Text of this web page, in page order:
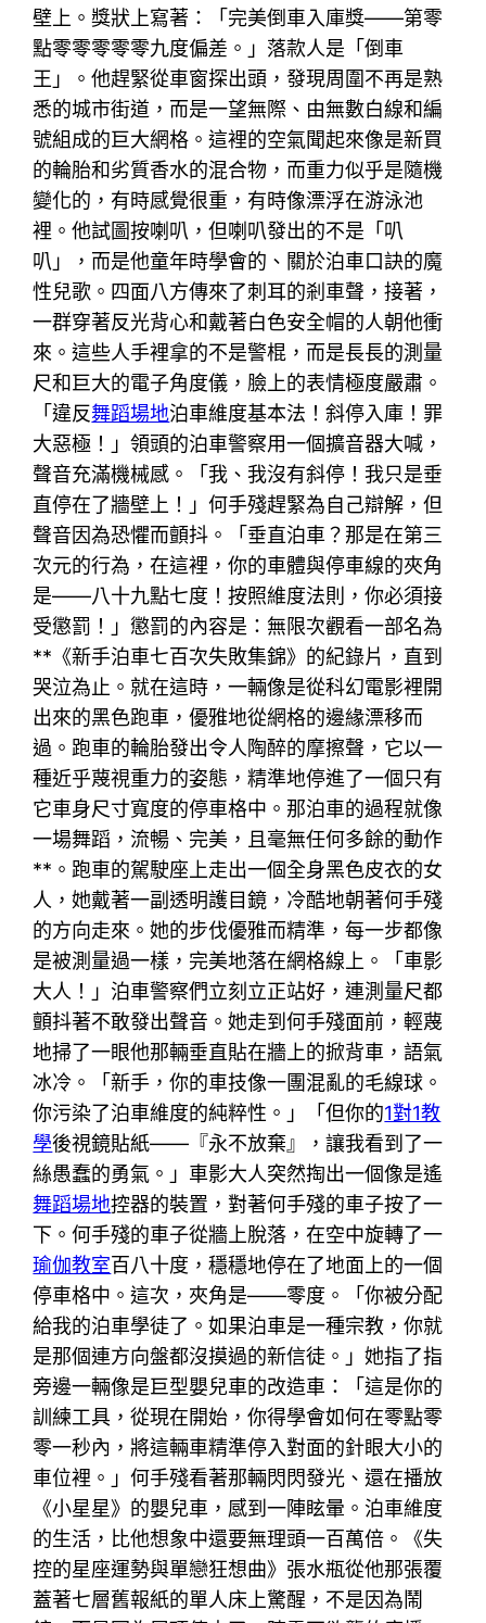
壁上。獎狀上寫著：「完美倒車入庫獎——第零
點零零零零零九度偏差。」落款人是「倒車
王」。他趕緊從車窗探出頭，發現周圍不再是熟
悉的城市街道，而是一望無際、由無數白線和編
號組成的巨大網格。這裡的空氣聞起來像是新買
的輪胎和劣質香水的混合物，而重力似乎是隨機
變化的，有時感覺很重，有時像漂浮在游泳池
裡。他試圖按喇叭，但喇叭發出的不是「叭
叭」，而是他童年時學會的、關於泊車口訣的魔
性兒歌。四面八方傳來了刺耳的剎車聲，接著，
一群穿著反光背心和戴著白色安全帽的人朝他衝
來。這些人手裡拿的不是警棍，而是長長的測量
尺和巨大的電子角度儀，臉上的表情極度嚴肅。
「違反舞蹈場地泊車維度基本法！斜停入庫！罪
大惡極！」領頭的泊車警察用一個擴音器大喊，
聲音充滿機械感。「我、我沒有斜停！我只是垂
直停在了牆壁上！」何手殘趕緊為自己辯解，但
聲音因為恐懼而顫抖。「垂直泊車？那是在第三
次元的行為，在這裡，你的車體與停車線的夾角
是——八十九點七度！按照維度法則，你必須接
受懲罰！」懲罰的內容是：無限次觀看一部名為
**《新手泊車七百次失敗集錦》的紀錄片，直到
哭泣為止。就在這時，一輛像是從科幻電影裡開
出來的黑色跑車，優雅地從網格的邊緣漂移而
過。跑車的輪胎發出令人陶醉的摩擦聲，它以一
種近乎蔑視重力的姿態，精準地停進了一個只有
它車身尺寸寬度的停車格中。那泊車的過程就像
一場舞蹈，流暢、完美，且毫無任何多餘的動作
**。跑車的駕駛座上走出一個全身黑色皮衣的女
人，她戴著一副透明護目鏡，冷酷地朝著何手殘
的方向走來。她的步伐優雅而精準，每一步都像
是被測量過一樣，完美地落在網格線上。「車影
大人！」泊車警察們立刻立正站好，連測量尺都
顫抖著不敢發出聲音。她走到何手殘面前，輕蔑
地掃了一眼他那輛垂直貼在牆上的掀背車，語氣
冰冷。「新手，你的車技像一團混亂的毛線球。
你污染了泊車維度的純粹性。」「但你的1對1教
學後視鏡貼紙——『永不放棄』，讓我看到了一
絲愚蠢的勇氣。」車影大人突然掏出一個像是遙
舞蹈場地控器的裝置，對著何手殘的車子按了一
下。何手殘的車子從牆上脫落，在空中旋轉了一
瑜伽教室百八十度，穩穩地停在了地面上的一個
停車格中。這次，夾角是——零度。「你被分配
給我的泊車學徒了。如果泊車是一種宗教，你就
是那個連方向盤都沒摸過的新信徒。」她指了指
旁邊一輛像是巨型嬰兒車的改造車：「這是你的
訓練工具，從現在開始，你得學會如何在零點零
零一秒內，將這輛車精準停入對面的針眼大小的
車位裡。」何手殘看著那輛閃閃發光、還在播放
《小星星》的嬰兒車，感到一陣眩暈。泊車維度
的生活，比他想象中還要無理頭一百萬倍。《失
控的星座運勢與單戀狂想曲》張水瓶從他那張覆
蓋著七層舊報紙的單人床上驚醒，不是因為鬧